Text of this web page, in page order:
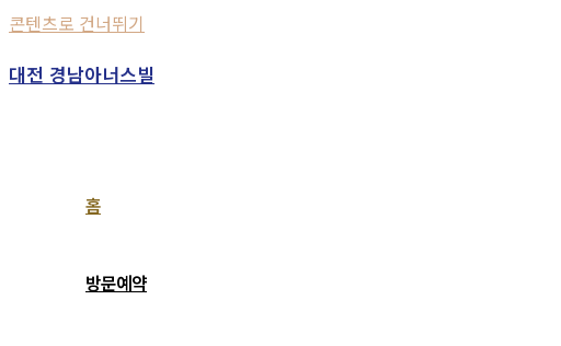
콘텐츠로 건너뛰기
대전 경남아너스빌
홈
방문예약